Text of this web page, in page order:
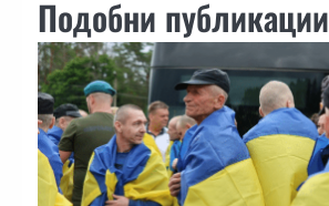
Подобни публикации